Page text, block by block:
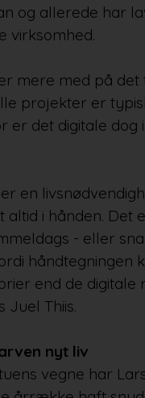
og allerede har
virksomhed.
mere med på det
projekter er
er det digitale dog
en
altid i hånden. Det
- eller
håndtegningen
end de digitale
Juel Thiis.
nyt liv
vegne har